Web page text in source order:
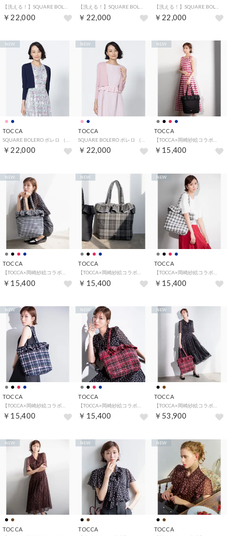
￥22,000 ￥22,000 ￥22,000
TOCCA
￥22,000
NEW
TOCCA
￥22,000
NEW
TOCCA
￥15,400
NEW
TOCCA
￥15,400
NEW
TOCCA
￥15,400
NEW
TOCCA
￥15,400
NEW
TOCCA
￥15,400
NEW
TOCCA
￥15,400
NEW
TOCCA
￥53,900
NEW
TOCCA
NEW
TOCCA
NEW
TOCCA
NEW